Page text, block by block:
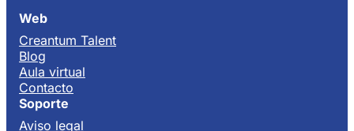
Web
Creantum Talent
Blog
Aula virtual
Contacto
Soporte
Aviso legal